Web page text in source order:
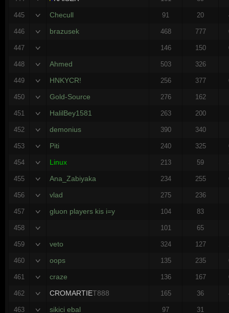
445 Checull 91 20
446 brazusek 468 777
447 146 150
448 Ahmed 503 326
449 HNKYCR! 256 377
450 Gold-Source 276 162
451 HalilBey1581 263 200
452 demonius 390 340
453 Piti 240 325
454 Linux 213 59
455 Ana_Zabiyaka 234 255
456 vlad 275 236
457 gluon players kis i=y 104 83
458 101 65
459 veto 324 127
460 oops 135 235
461 craze 136 167
462 CROMARTIET888 165 36
463 sikici ebal 97 31